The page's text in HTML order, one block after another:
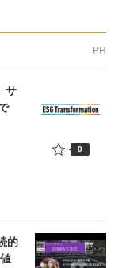
PR
サ
0
的